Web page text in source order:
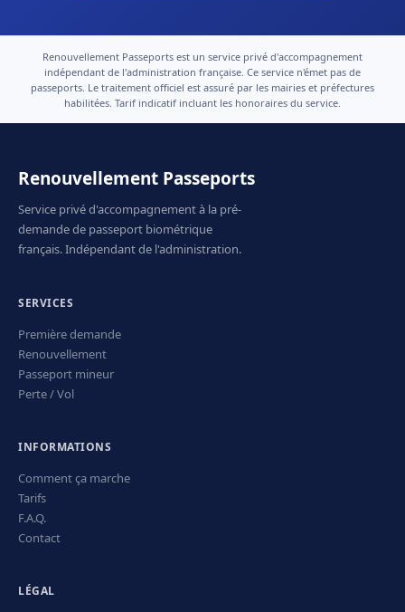
Renouvellement Passeports est un service privé d'accompagnement
indépendant de l'administration française. Ce service n'émet pas de
passeports. Le traitement officiel est assuré par les mairies et préfectures
habilitées. Tarif indicatif incluant les honoraires du service.
Renouvellement Passeports
Service privé d'accompagnement à la pré-
demande de passeport biométrique
français. Indépendant de l'administration.
SERVICES
Première demande
Renouvellement
Passeport mineur
Perte / Vol
INFORMATIONS
Comment ça marche
Tarifs
F.A.Q.
Contact
LÉGAL